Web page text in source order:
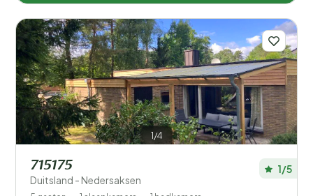
1/4
715175
Duitsland - Nedersaksen
1/5